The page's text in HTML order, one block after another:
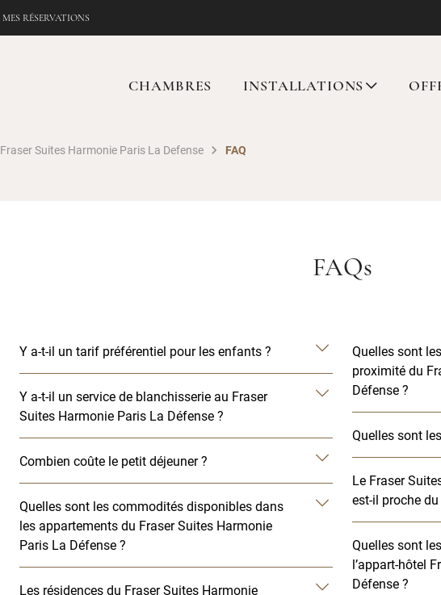
MES RÉSERVATIONS
CHAMBRES INSTALLATIONS
Fraser Suites Harmonie Paris La Defense FAQ
FAQs
Y a-t-il un tarif préférentiel pour les enfants ?
Y a-t-il un service de blanchisserie au Fraser
Suites Harmonie Paris La Défense ?
Combien coûte le petit déjeuner ?
Quelles sont les commodités disponibles dans
les appartements du Fraser Suites Harmonie
Paris La Défense ?
Les résidences du Fraser Suites Harmonie
Quelles sont
proximité du
Défense ?
Quelles sont
Le Fraser
est-il proche
Quelles sont
l’appart-hôtel
Défense ?